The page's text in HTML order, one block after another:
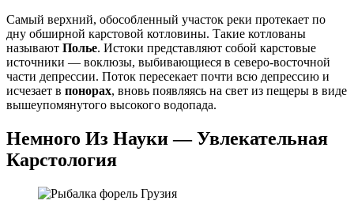
Самый верхний, обособленный участок реки протекает по
дну обширной карстовой котловины. Такие котлованы
называют Полье. Истоки представляют собой карстовые
источники — воклюзы, выбивающиеся в северо-восточной
части депрессии. Поток пересекает почти всю депрессию и
исчезает в понорах, вновь появляясь на свет из пещеры в виде
вышеупомянутого высокого водопада.
Немного Из Науки — Увлекательная
Карстология